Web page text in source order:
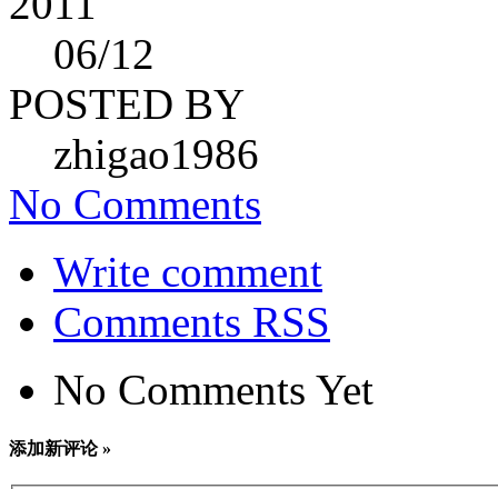
06/12
POSTED BY
zhigao1986
No Comments
Write comment
Comments RSS
No Comments Yet
添加新评论 »